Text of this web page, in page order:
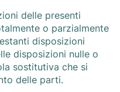
delle presenti
o parzialmente
disposizioni
disposizioni nulle o
sostitutiva che si
delle parti.